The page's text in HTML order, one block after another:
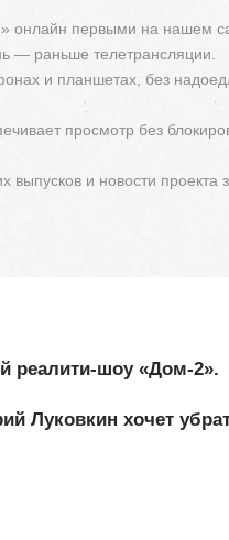
онлайн первыми на нашем
— раньше телетрансляции.
и планшетах, без
просмотр без
и новости проекта
реалити-шоу «Дом-2».
Луковкин хочет